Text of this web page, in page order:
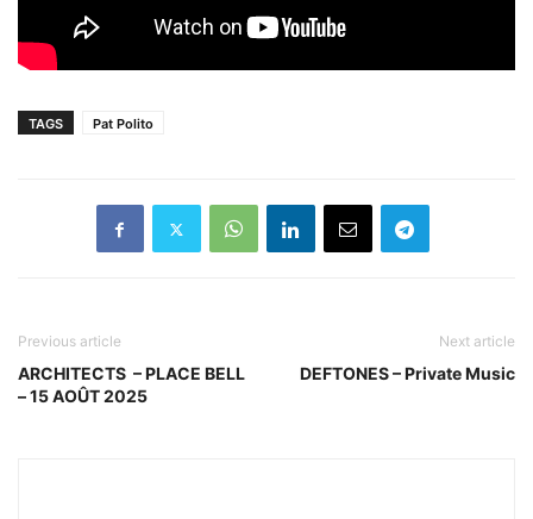
TAGS Pat Polito
Previous article
ARCHITECTS – PLACE BELL
– 15 AOÛT 2025
Next article
DEFTONES – Private Music